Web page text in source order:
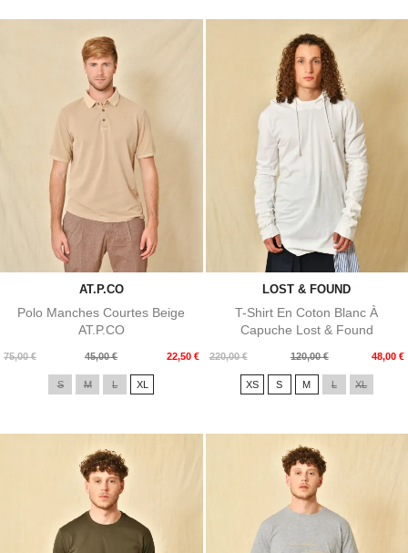
AT.P.CO
Polo Manches Courtes Beige
AT.P.CO
75,00 €
Prix
45,00 € 22,50 €
Prix
S M L XL
LOST & FOUND
T-Shirt En Coton Blanc À
Capuche Lost & Found
220,00 €
Prix
120,00 € 48,00 €
Prix
XS S M L XL